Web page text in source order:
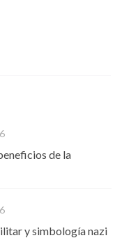
de la
y simbología nazi